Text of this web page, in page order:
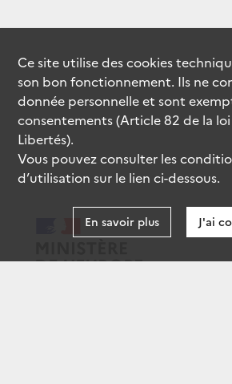
Ce site utilise descookies
son bon fonctionnement. Ils ne
donnée personnelle et sont
consentements (Article 82 de la
Libertés).
Vous pouvez consulter les
d’utilisation sur le lien ci-dessous.
En savoir plus J'ai